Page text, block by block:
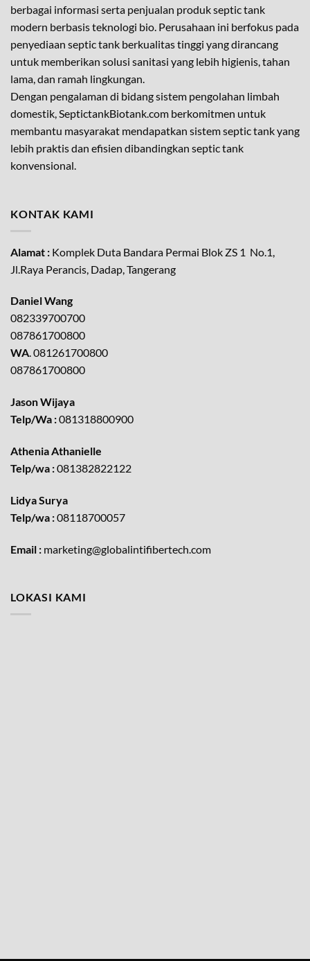
berbagai informasi serta penjualan produk septic tank
modern berbasis teknologi bio. Perusahaan ini berfokus pada
penyediaan septic tank berkualitas tinggi yang dirancang
untuk memberikan solusi sanitasi yang lebih higienis, tahan
lama, dan ramah lingkungan.
Dengan pengalaman di bidang sistem pengolahan limbah
domestik, SeptictankBiotank.com berkomitmen untuk
membantu masyarakat mendapatkan sistem septic tank yang
lebih praktis dan efisien dibandingkan septic tank
konvensional.
KONTAK KAMI
Alamat : Komplek Duta Bandara Permai Blok ZS 1 No.1,
Jl.Raya Perancis, Dadap, Tangerang
Daniel Wang
082339700700
087861700800
WA. 081261700800
087861700800
Jason Wijaya
Telp/Wa :081318800900
Athenia Athanielle
Telp/wa :081382822122
Lidya Surya
Telp/wa :08118700057
Email : marketing@globalintifibertech.com
LOKASI KAMI